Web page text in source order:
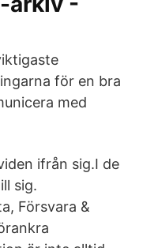
för en bra
med
ifrån sig.I de
sig.
Försvara &